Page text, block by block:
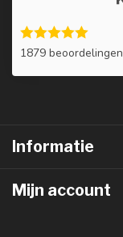
1879 beoordelingen
Informatie
Mijn account